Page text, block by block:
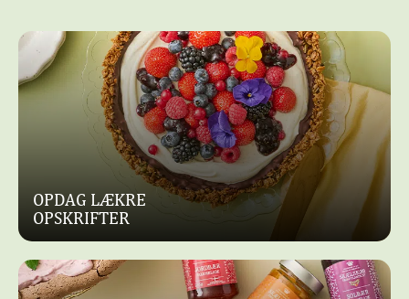
OPDAG LÆKRE
OPSKRIFTER